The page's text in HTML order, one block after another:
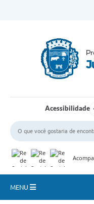
Acessibilidade
MENU